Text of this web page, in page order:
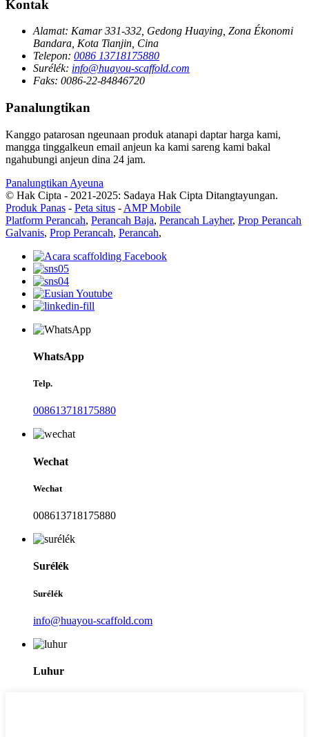
Kontak
Alamat: Kamar 331-332, Gedong Huaying, Zona Ékonomi
Bandara, Kota Tianjin, Cina
Telepon: 0086 13718175880
Surélék: info@huayou-scaffold.com
Faks: 0086-22-84846720
Panalungtikan
Kanggo patarosan ngeunaan produk atanapi daptar harga kami,
mangga tinggalkeun email anjeun ka kami sareng kami bakal
ngahubungi anjeun dina 24 jam.
Panalungtikan Ayeuna
© Hak Cipta - 2021-2025: Sadaya Hak Cipta Ditangtayungan.
Produk Panas - Peta situs - AMP Mobile
Platform Perancah, Perancah Baja, Perancah Layher, Prop Perancah
Galvanis, Prop Perancah, Perancah,
WhatsApp
Telp.
008613718175880
Wechat
Wechat
008613718175880
Surélék
Surélék
info@huayou-scaffold.com
Luhur